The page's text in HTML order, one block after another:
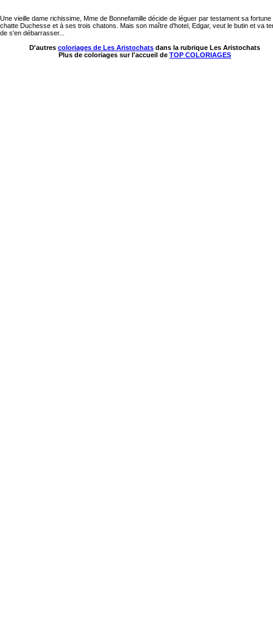
Une vieille dame richissime, Mme de Bonnefamille décide de léguer par testament sa fortune
chatte Duchesse et à ses trois chatons. Mais son maître d'hotel, Edgar, veut le butin et va
de s'en débarrasser...
D'autres coloriages de Les Aristochats dans la rubrique Les Aristochats
Plus de coloriages sur l'accueil de TOP COLORIAGES